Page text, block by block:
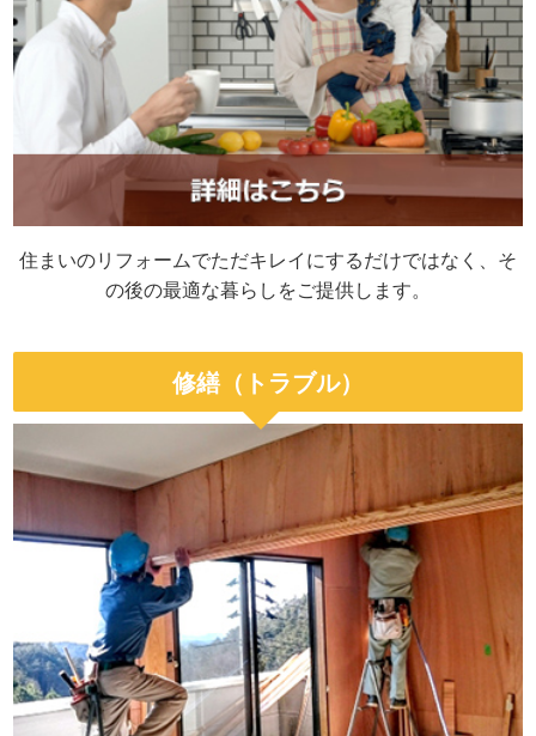
住まいのリフォームでただキレイにするだけではなく、そ
の後の最適な暮らしをご提供します。
修繕（トラブル）